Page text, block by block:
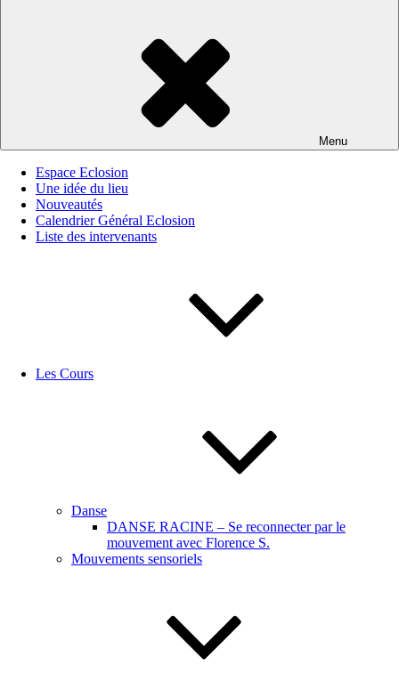
Menu
Espace Eclosion
Une idée du lieu
Nouveautés
Calendrier Général Eclosion
Liste des intervenants
Les Cours
Danse
DANSE RACINE – Se reconnecter par le
mouvement avec Florence S.
Mouvements sensoriels